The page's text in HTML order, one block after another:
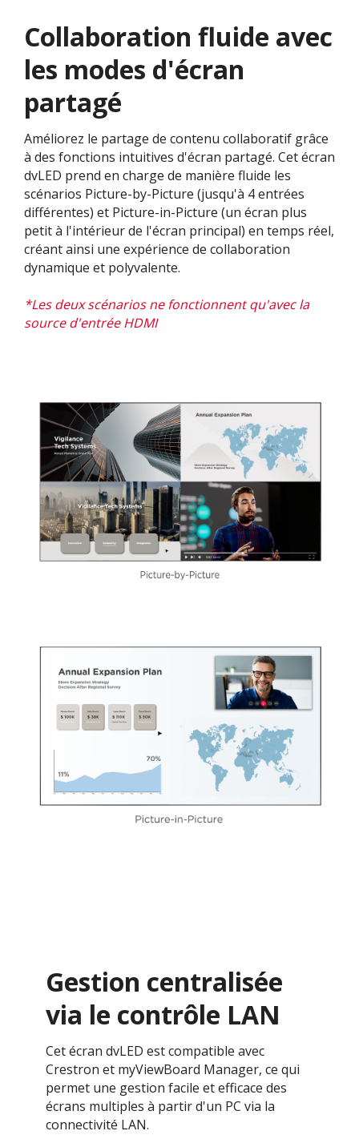
Collaboration fluide avec
les modes d'écran
partagé
Améliorez le partage de contenu collaboratif grâce
à des fonctions intuitives d'écran partagé. Cet écran
dvLED prend en charge de manière fluide les
scénarios Picture-by-Picture (jusqu'à 4 entrées
différentes) et Picture-in-Picture (un écran plus
petit à l'intérieur de l'écran principal) en temps réel,
créant ainsi une expérience de collaboration
dynamique et polyvalente.​
*Les deux scénarios ne fonctionnent qu'avec la
source d'entrée HDMI
Gestion centralisée
via le contrôle LAN
Cet écran dvLED est compatible avec
Crestron et myViewBoard Manager, ce qui
permet une gestion facile et efficace des
écrans multiples à partir d'un PC via la
connectivité LAN.​